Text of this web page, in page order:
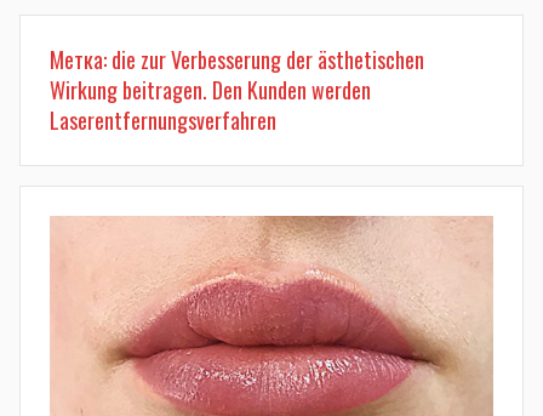
Метка:die zur Verbesserung der ästhetischen
Wirkung beitragen. Den Kunden werden
Laserentfernungsverfahren